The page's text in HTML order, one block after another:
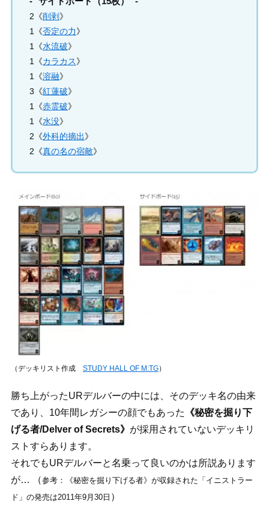
2《削剥 》
1《否定の力》
1《水流破》
1《カラカス》
1《溶融》
3《紅蓮破》
1《赤霊破》
1《水没》
2《外科的摘出》
2《真の名の宿敵》
（デッキリスト作成 STUDY HALL OF M:TG）
勝ち上がったURデルバーの中には、そのデッキ名の由来
であり、10年間レガシーの顔でもあった
《秘密を掘り下
げる者/Delver of Secrets》 が採用されていないデッキリ
ストすらあります。
それでもURデルバーと名乗って良いのかは所説あります
が… （参考：《秘密を掘り下げる者》が収録された「イニストラー
ド」の発売は2011年9月30日 ）